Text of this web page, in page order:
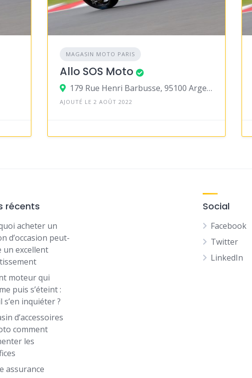
MAGASIN MOTO PARIS
Allo SOS Moto
179 Rue Henri Barbusse, 95100 Argenteuil
AJOUTÉ LE 2 AOÛT 2022
récents
acheter un
d’occasion peut-
un excellent
moteur qui
puis s’éteint :
s’en inquiéter ?
d’accessoires
comment
les
assurance
Social
Facebook
Twitter
LinkedIn